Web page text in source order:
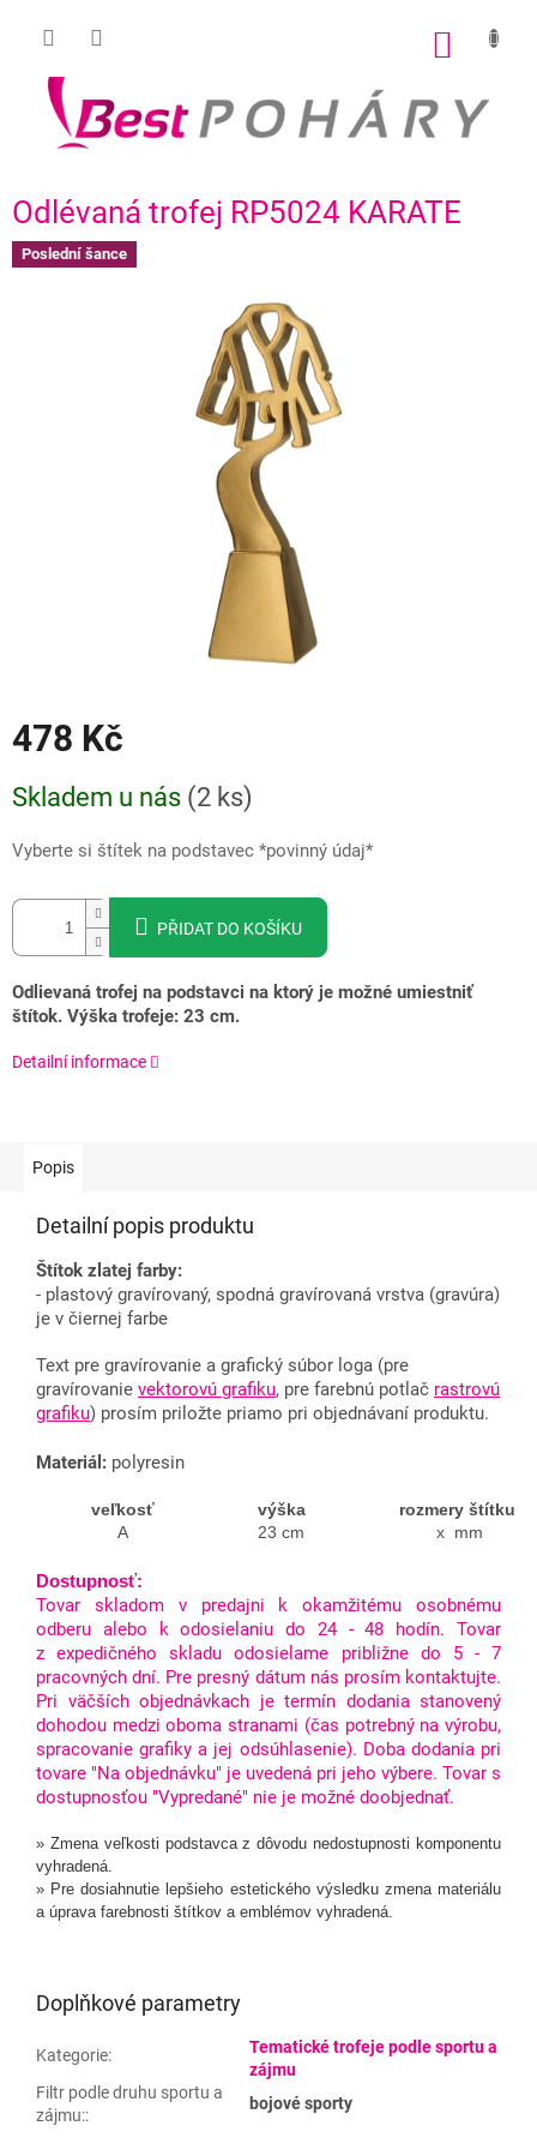
Odlévaná trofej RP5024 KARATE
Poslední šance
478 Kč
cena:
Skladem u nás (2 ks)
Vyberte si štítek na podstavec *povinný údaj*
PŘIDAT DO KOŠÍKU
Odlievaná trofej na podstavci na ktorý je možné umiestniť
štítok. Výška trofeje: 23 cm.
Detailní informace
Popis
Detailní popis produktu
Štítok zlatej farby:
- plastový gravírovaný, spodná gravírovaná vrstva (gravúra)
je v čiernej farbe
Text pre gravírovanie a grafický súbor loga (pre
gravírovanie vektorovú grafiku, pre farebnú potlač rastrovú
grafiku) prosím priložte priamo pri objednávaní produktu.
Materiál: polyresin
veľkosť výška
rozmery štítku
A
23 cm x mm
Dostupnosť:
Tovar skladom v predajni k okamžitému osobnému
odberu alebo k odosielaniu do 24 - 48 hodín. Tovar
z expedičného skladu odosielame približne do 5 - 7
pracovných dní. Pre presný dátum nás prosím kontaktujte.
Pri väčších objednávkach je termín dodania stanovený
dohodou medzi oboma stranami (čas potrebný na výrobu,
spracovanie grafiky a jej odsúhlasenie). Doba dodania pri
tovare "Na objednávku" je uvedená pri jeho výbere. Tovar s
dostupnosťou "Vypredané" nie je možné doobjednať.
» Zmena veľkosti podstavca z dôvodu nedostupnosti komponentu
vyhradená.
» Pre dosiahnutie lepšieho estetického výsledku zmena materiálu
a úprava farebnosti štítkov a emblémov vyhradená.
Doplňkové parametry
Kategorie:
Tematické trofeje podle sportu a
zájmu
Filtr podle druhu sportu a
zájmu::
bojové sporty